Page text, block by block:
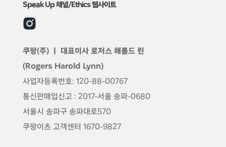
Speak Up 채널/Ethics 웹사이트
쿠팡(주) ㅣ 대표이사 로저스 해롤드 린
(Rogers Harold Lynn)
사업자등록번호: 120-88-00767
통신판매업신고 : 2017-서울 송파-0680
서울시 송파구 송파대로570
쿠팡이츠 고객센터 1670-9827